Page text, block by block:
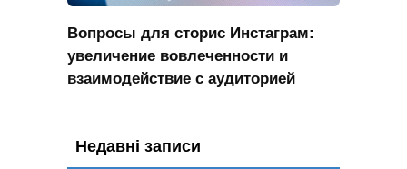
Вопросы для сторис Инстаграм:
увеличение вовлеченности и
взаимодействие с аудиторией
Недавні записи